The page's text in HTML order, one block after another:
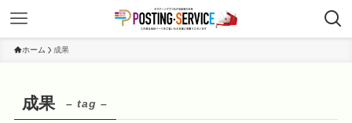
ホーム 成果
成果 – tag –